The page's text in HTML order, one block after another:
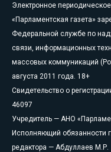
Электронное
«Парламентская газета»
Федеральной службе по
связи, информационных
массовых коммуникаций
августа 2011 года. 18+
Свидетельство о
46097
Учредитель — АНО
Исполняющий обязанности
редактора — Абдуллаев М.Р.